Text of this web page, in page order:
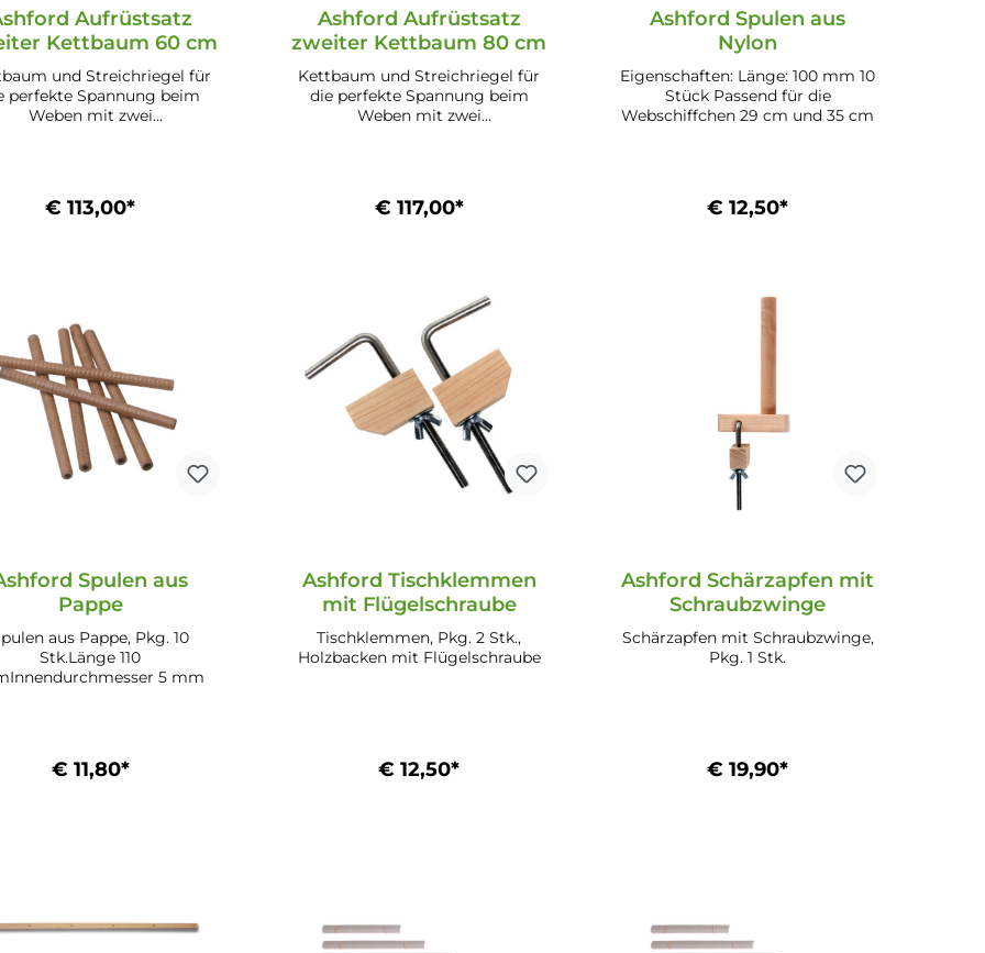
Aufrüstsatz
Kettbaum 60 cm
und Streichriegel für
perfekte Spannung beim
Weben mit zwei
Artikel Nr. D10226 oder
für den Webstuhl 16 Schaft
€ 113,00*
Ashford Aufrüstsatz
zweiter Kettbaum 80 cm
Kettbaum und Streichriegel für
die perfekte Spannung beim
Weben mit zwei
Artikel Nr. D10229. inkl. 1
Kreuzleistenverbinder
€ 117,00*
Ashford Spulen aus
Nylon
Eigenschaften: Länge: 100 mm 10
Stück Passend für die
Webschiffchen 29 cm und 35 cm
€ 12,50*
Spulen aus
Pappe
aus Pappe, Pkg. 10
Stk.Länge 110
5 mm
€ 11,80*
Ashford Tischklemmen
mit Flügelschraube
Tischklemmen, Pkg. 2 Stk.,
Holzbacken mit Flügelschraube
€ 12,50*
Ashford Schärzapfen mit
Schraubzwinge
Schärzapfen mit Schraubzwinge,
Pkg. 1 Stk.
€ 19,90*